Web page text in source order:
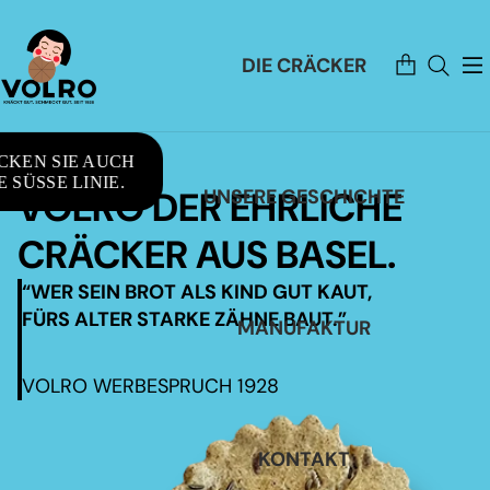
DIE CRÄCKER
UNSERE GESCHICHTE
MANUFAKTUR
KONTAKT
Artikel
im
Warenkorb
SIE AUCH
SÜSSE LINIE.
VOLRO DER EHRLICHE
CRÄCKER AUS BASEL.
“WER SEIN BROT ALS KIND GUT KAUT,
FÜRS ALTER STARKE ZÄHNE BAUT.”
VOLRO WERBESPRUCH 1928